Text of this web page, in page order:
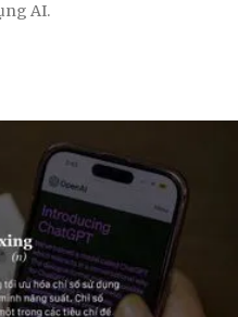
AI.